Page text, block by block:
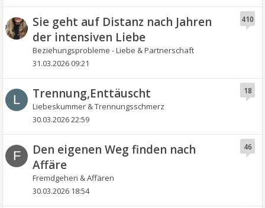
Sie geht auf Distanz nach Jahren
der intensiven Liebe
Beziehungsprobleme - Liebe & Partnerschaft
410
31.03.2026 09:21
L Trennung,Enttäuscht
Liebeskummer & Trennungsschmerz
18
30.03.2026 22:59
F
Den eigenen Weg finden nach
Affäre
Fremdgehen & Affären
46
30.03.2026 18:54